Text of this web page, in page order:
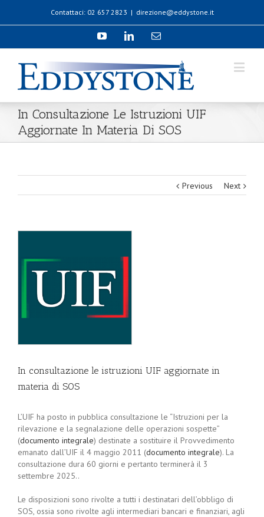
Contattaci: 02 657 2823 | direzione@eddystone.it
In Consultazione Le Istruzioni UIF
Aggiornate In Materia Di SOS
Previous Next
In consultazione le istruzioni UIF aggiornate in
materia di SOS
L’UIF ha posto in pubblica consultazione le “Istruzioni per la
rilevazione e la segnalazione delle operazioni sospette”
(documento integrale) destinate a sostituire il Provvedimento
emanato dall’UIF il 4 maggio 2011 (documento integrale). La
consultazione dura 60 giorni e pertanto terminerà il 3
settembre 2025..
Le disposizioni sono rivolte a tutti i destinatari dell’obbligo di
SOS, ossia sono rivolte agli intermediari bancari e finanziari, agli